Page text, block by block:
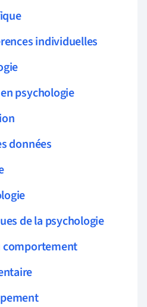
individuelles
psychologie
données
de la psychologie
comportement